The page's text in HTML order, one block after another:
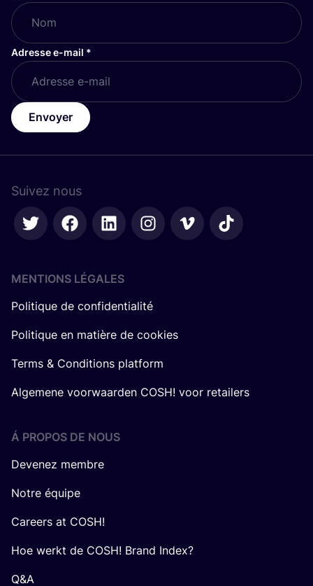
Adresse e-mail *
Envoyer
Suivez nous
MENTIONS LÉGALES
Politique de confidentialité
Politique en matière de cookies
Terms & Conditions platform
Algemene voorwaarden COSH! voor retailers
Á PROPOS DE NOUS
Devenez membre
Notre équipe
Careers at COSH!
Hoe werkt de COSH! Brand Index?
Q&A